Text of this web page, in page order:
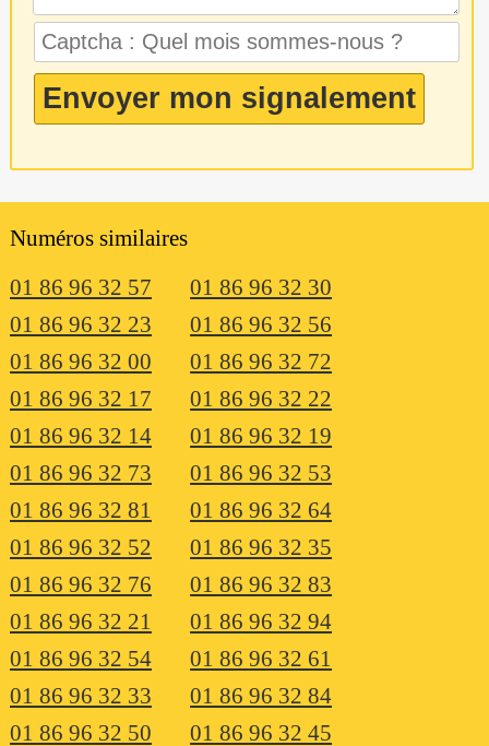
Numéros similaires
01 86 96 32 57
01 86 96 32 30
01 86 96 32 23
01 86 96 32 56
01 86 96 32 00
01 86 96 32 72
01 86 96 32 17
01 86 96 32 22
01 86 96 32 14
01 86 96 32 19
01 86 96 32 73
01 86 96 32 53
01 86 96 32 81
01 86 96 32 64
01 86 96 32 52
01 86 96 32 35
01 86 96 32 76
01 86 96 32 83
01 86 96 32 21
01 86 96 32 94
01 86 96 32 54
01 86 96 32 61
01 86 96 32 33
01 86 96 32 84
01 86 96 32 50
01 86 96 32 45